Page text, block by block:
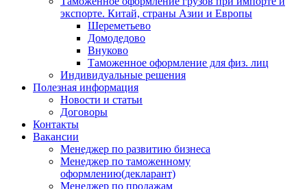
экспорте. Китай, страны Азии и Европы
Шереметьево
Домодедово
Внуково
Таможенное оформление для физ. лиц
Индивидуальные решения
Полезная информация
Новости и статьи
Договоры
Контакты
Вакансии
Менеджер по развитию бизнеса
Менеджер по таможенному
оформлению(декларант)
Менеджер по продажам